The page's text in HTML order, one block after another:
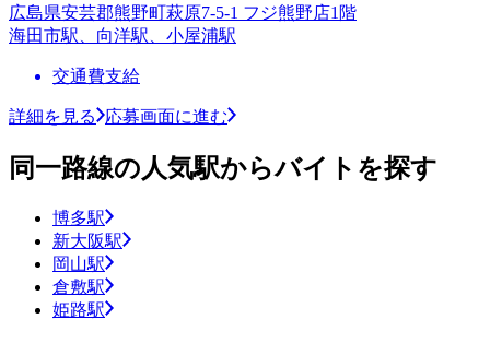
広島県安芸郡熊野町萩原7-5-1 フジ熊野店1階
海田市駅、向洋駅、小屋浦駅
交通費支給
詳細を見る 応募画面に進む
同一路線の人気駅からバイトを探す
博多駅
新大阪駅
岡山駅
倉敷駅
姫路駅